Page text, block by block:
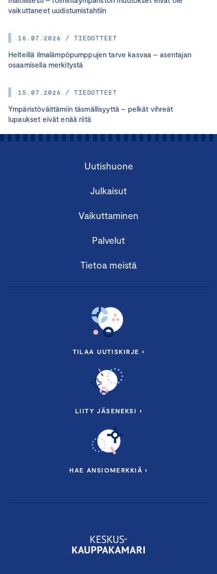
vaikuttaneet uudistumistahtiin
16.07.2026 / TIEDOTTEET
Helteillä ilmalämpöpumppujen tarve kasvaa – asentajan
osaamisella merkitystä
15.07.2026 / TIEDOTTEET
Ympäristöväittämiin täsmällisyyttä – pelkät vihreät
lupaukset eivät enää riitä
Uutishuone
Julkaisut
Vaikuttaminen
Palvelut
Tietoa meistä
TILAA UUTISKIRJE ›
LIITY JÄSENEKSI ›
HAE ANSIOMERKKIÄ ›